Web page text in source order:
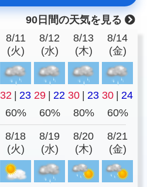
90日間の天気を見る
8/11
(火)
8/12
(水)
8/13
(木)
8/14
(金)
32 | 23 29 | 22 30 | 23 30 | 24
60% 60% 80% 60%
8/18
(火)
8/19
(水)
8/20
(木)
8/21
(金)